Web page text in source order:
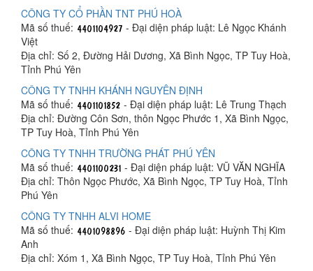
CÔNG TY CỔ PHẦN TNT PHÚ HOÀ
Mã số thuế:
- Đại diện pháp luật: Lê Ngọc Khánh
Việt
Địa chỉ: Số 2, Đường Hải Dương, Xã Bình Ngọc, TP Tuy Hoà,
Tỉnh Phú Yên
CÔNG TY TNHH KHÁNH NGUYÊN ĐỊNH
Mã số thuế:
- Đại diện pháp luật: Lê Trung Thạch
Địa chỉ: Đường Côn Sơn, thôn Ngọc Phước 1, Xã Bình Ngọc,
TP Tuy Hoà, Tỉnh Phú Yên
CÔNG TY TNHH TRƯỜNG PHÁT PHÚ YÊN
Mã số thuế:
- Đại diện pháp luật: VŨ VĂN NGHĨA
Địa chỉ: Thôn Ngọc Phước, Xã Bình Ngọc, TP Tuy Hoà, Tỉnh
Phú Yên
CÔNG TY TNHH ALVI HOME
Mã số thuế:
- Đại diện pháp luật: Huỳnh Thị Kim
Anh
Địa chỉ: Xóm 1, Xã Bình Ngọc, TP Tuy Hoà, Tỉnh Phú Yên